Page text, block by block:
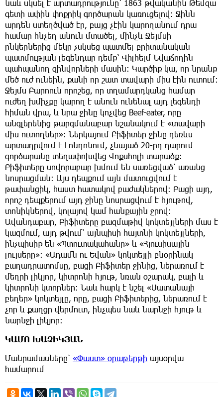
նաև սկսել է արտադրությունը՝ 1863 թվականին Թեմզա
գետի ափին փոքրիկ գործարան կառուցելով։ Ջինն
արդեն ստեղծված էր, բայց չէին կարողանում դրա
համար հնչեղ անուն մտածել, մինչև Ջեյմսի
ընկերներից մեկը չսկսեց պատմել բրիտանական
պատմության լեգենդար դեմք՝ Վիլհելմ Նվաճողին
պահպանող զինվորների մասին։ Կարծիք կա, որ նրանք
մեծ ուժ ունեին, քանի որ շատ տավարի միս էին ուտում։
Ջեյմս Բարոուն որոշեց, որ տղամարդկանց համար
ուժեղ խմիչքը կարող է անուն ունենալ այդ լեգենդի
հիման վրա, և նրա ջինը կոչվեց Beef-eater, որը
անգլերենից թարգմանաբար նշանակում է «տավարի
միս ուտողներ»։ Ներկայում Բիֆիտեր ջինը դեռևս
արտադրվում է Լոնդոնում, չնայած 20-րդ դարում
գործարանը տեղափոխվեց Վոքսհոլի տարածք։
Բիֆիտերը սովորաբար խմում են սառեցված՝ առանց
նոսրացման։ Այս դեպքում այն մատուցվում է
թափանցիկ, հաստ հատակով բաժակներով։ Բացի այդ,
որոշ դեպքերում այդ ջինը նոսրացվում է հյութով,
տոնիկներով, կոլայով կամ հանքային ջրով։
Ավանդաբար, Բիֆիտերը բազմաթիվ կոկտեյլների մաս է
կազմում, այդ թվում՝ այնպիսի հայտնի կոկտեյլների,
ինչպիսիք են «Պտուտակահանը» և «Հյուսիսային
լույսերը»: «Ադամն ու Եվան» կոկտեյլի բնօրինակ
բաղադրատոմսը, բացի Բիֆիտեր ջինից, ներառում է
մեղրի լիկյոր, կիտրոնի հյութ, նռան օշարակ, բալի և
կիտրոնի կտորներ: Նաև հարկ է նշել «Սատանայի
բեղեր» կոկտեյլը, որը, բացի Բիֆիտերից, ներառում է
չոր և քաղցր վերմուտ, ինչպես նաև նարնջի հյութ և
նարնջի լիկյոր:
ԿԱՄՈ ԽԱՉԻԿՅԱՆ
Մանրամասները՝ «Փաստ» օրաթերթի այսօրվա
համարում